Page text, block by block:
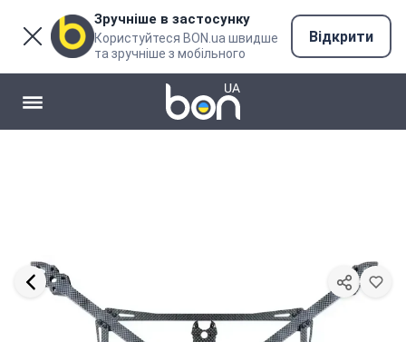
Зручніше в застосунку
Користуйтеся BON.ua швидше
та зручніше з мобільного
Відкрити